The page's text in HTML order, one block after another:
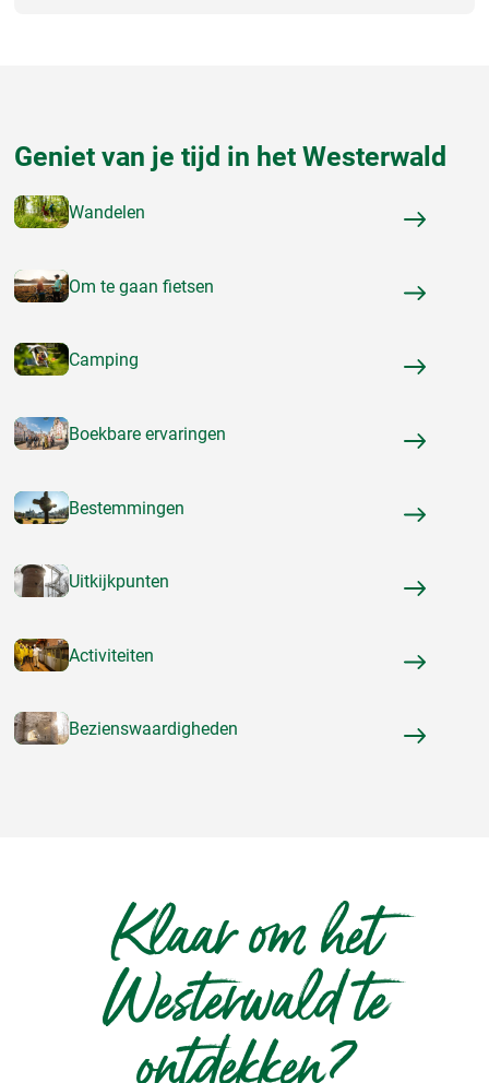
Geniet van je tijd in het Westerwald
Wandelen
Om te gaan fietsen
Camping
Boekbare ervaringen
Bestemmingen
Uitkijkpunten
Activiteiten
Bezienswaardigheden
Klaar om het
Westerwald te